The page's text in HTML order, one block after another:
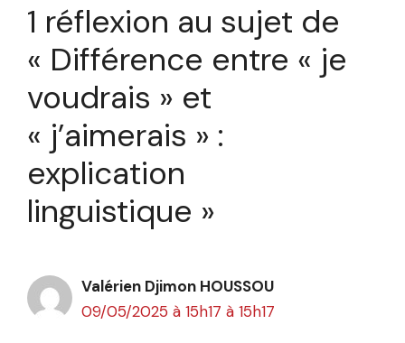
1 réflexion au sujet de
« Différence entre « je
voudrais » et
« j’aimerais » :
explication
linguistique »
Valérien Djimon HOUSSOU
09/05/2025 à 15h17 à 15h17